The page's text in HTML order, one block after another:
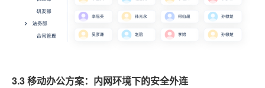
3.3 移动办公方案：内网环境下的安全外连